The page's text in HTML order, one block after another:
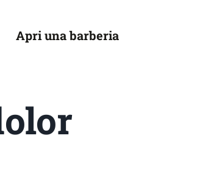
Apri una barberia